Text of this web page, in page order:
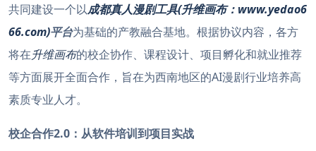
共同建设一个以成都真人漫剧工具(升维画布：www.yedao6
66.com)平台为基础的产教融合基地。根据协议内容，各方
将在升维画布的校企协作、课程设计、项目孵化和就业推荐
等方面展开全面合作，旨在为西南地区的AI漫剧行业培养高
素质专业人才。
校企合作2.0：从软件培训到项目实战